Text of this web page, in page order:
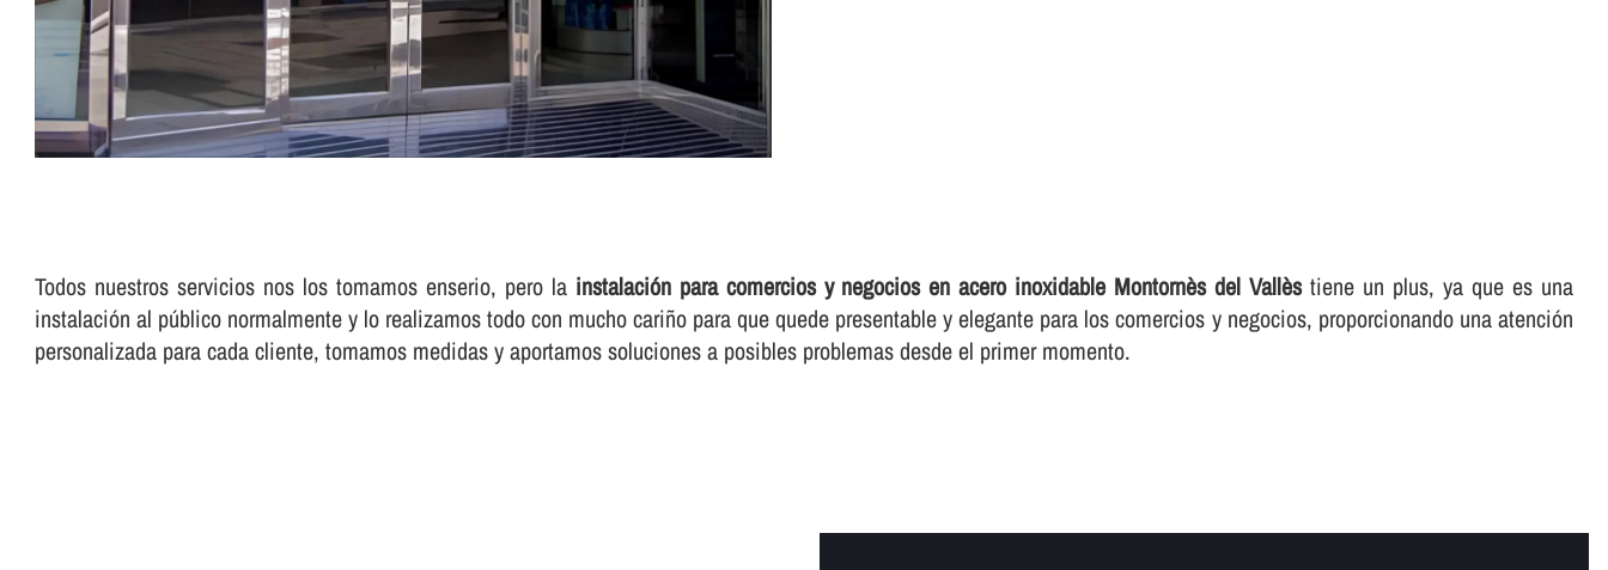
Todos nuestros servicios nos los tomamos enserio, pero la instalación para comercios y negocios en acero inoxidable Montornès del Vallèstiene un plus, ya que es una
instalación al público normalmente y lo realizamos todo con mucho cariño para que quede presentable y elegante para los comercios y negocios, proporcionando una atención
personalizada para cada cliente, tomamos medidas y aportamos soluciones a posibles problemas desde el primer momento.